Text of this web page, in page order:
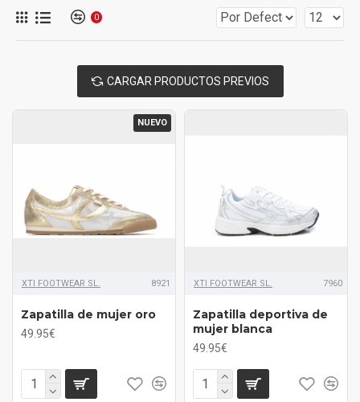
0
CARGAR PRODUCTOS PREVIOS
NUEVO
XTI FOOTWEAR SL. 8921
Zapatilla de mujer oro
49.95€
XTI FOOTWEAR SL. 7960
Zapatilla deportiva de
mujer blanca
49.95€